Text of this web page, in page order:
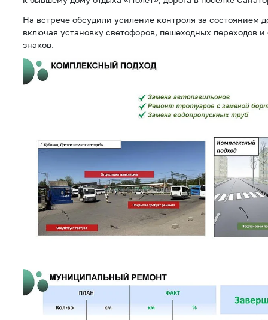
На встрече обсудили усиление контроля за состоянием
включая установку светофоров, пешеходных переходов
знаков.